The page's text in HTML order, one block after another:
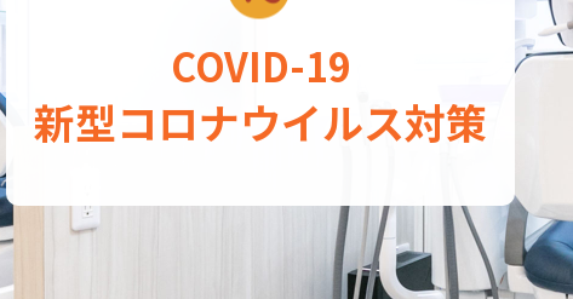
小児歯科 一般治療
COVID-19
新型コロナウイルス対策